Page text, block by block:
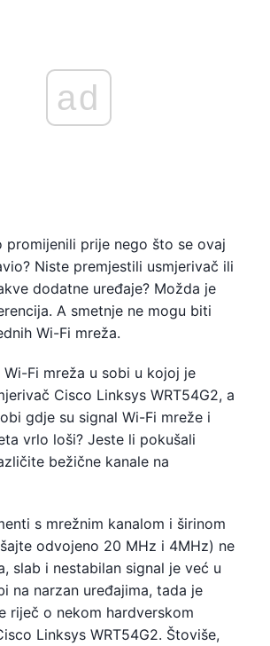
ad
promijenili prije nego što se ovaj
Niste premjestili usmjerivač ili
dodatne uređaje? Možda je
A smetnje ne mogu biti
Wi-Fi mreža.
Wi-Fi mreža u sobi u kojoj je
Cisco Linksys WRT54G2, a
gdje su signal Wi-Fi mreže i
vrlo loši? Jeste li pokušali
bežične kanale na
s mrežnim kanalom i širinom
odvojeno 20 MHz i 4MHz) ne
slab i nestabilan signal je već u
na narzan uređajima, tada je
riječ o nekom hardverskom
Linksys WRT54G2. Štoviše,